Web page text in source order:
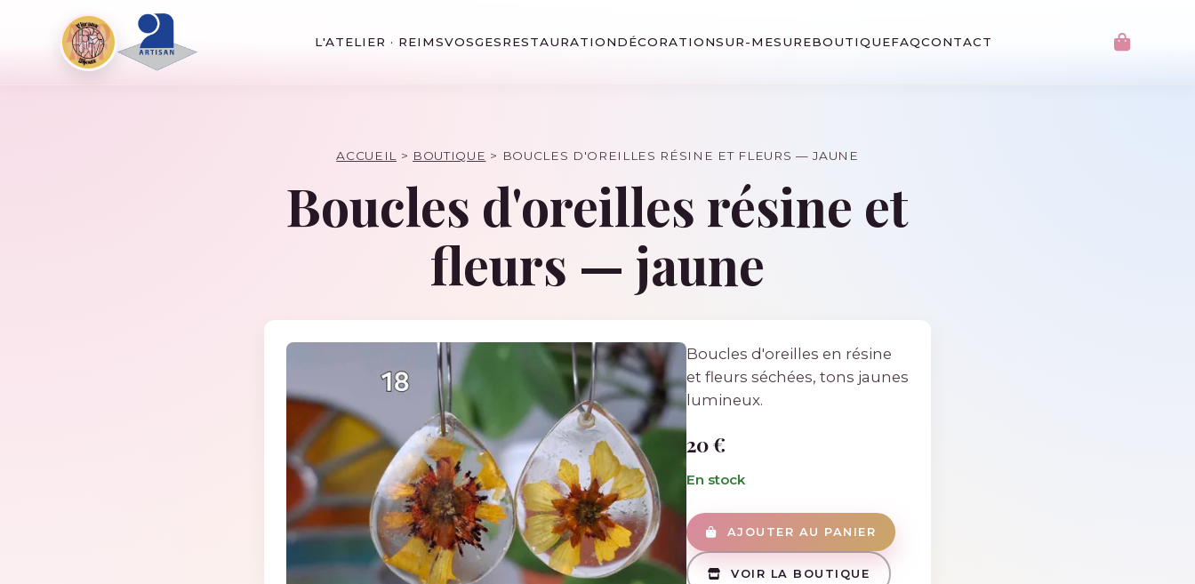
L'ATELIER · REIMSVOSGESRESTAURATIONDÉCORATIONSUR-MESUREBOUTIQUEFAQCONTACT
ACCUEIL > BOUTIQUE > BOUCLES D'OREILLES RÉSINE ET FLEURS — JAUNE
Boucles d'oreilles résine et
fleurs — jaune
Boucles d'oreilles en résine
et fleurs séchées, tons jaunes
lumineux.
20 €
En stock
AJOUTER AU PANIER
VOIR LA BOUTIQUE